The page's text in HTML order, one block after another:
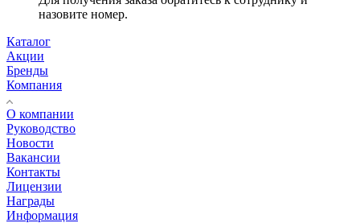
назовите номер.
Каталог
Акции
Бренды
Компания
О компании
Руководство
Новости
Вакансии
Контакты
Лицензии
Награды
Информация